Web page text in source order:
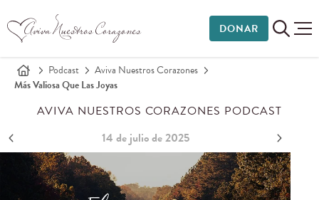
DONAR
Podcast
Aviva Nuestros Corazones
Más Valiosa Que Las Joyas
AVIVA NUESTROS CORAZONES PODCAST
14 de julio de 2025